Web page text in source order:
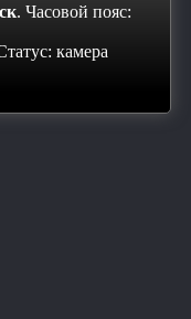
. Часовой пояс:
камера